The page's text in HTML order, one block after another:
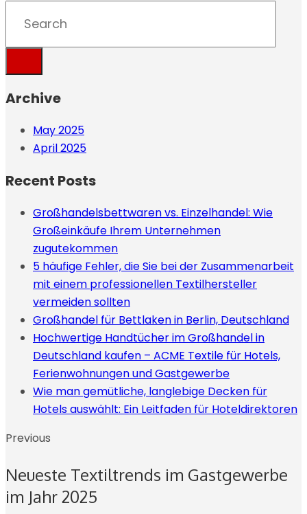
Archive
May 2025
April 2025
Recent Posts
Großhandelsbettwaren vs. Einzelhandel: Wie
Großeinkäufe Ihrem Unternehmen
zugutekommen
5 häufige Fehler, die Sie bei der Zusammenarbeit
mit einem professionellen Textilhersteller
vermeiden sollten
Großhandel für Bettlaken in Berlin, Deutschland
Hochwertige Handtücher im Großhandel in
Deutschland kaufen – ACME Textile für Hotels,
Ferienwohnungen und Gastgewerbe
Wie man gemütliche, langlebige Decken für
Hotels auswählt: Ein Leitfaden für Hoteldirektoren
Previous
Neueste Textiltrends im Gastgewerbe
im Jahr 2025